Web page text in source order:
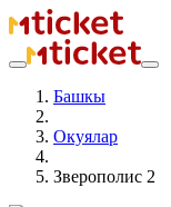
Башкы
Окуялар
Зверополис 2